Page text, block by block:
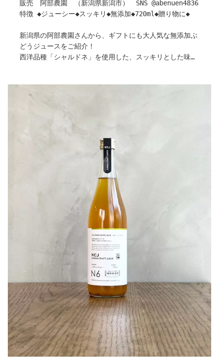
私たちは、この地域のみかんの美味しさの“とりこ”にな
り、
そして、
「このみかんの“とりこ”を、もっと増やしたい」
そんな想いで、とりこ農園を営んでいます。
海からの風とたっぷりの陽ざしに恵まれ、
柑橘づくりに適した環境でもあります。
現在は、まだ苗木のものもありますが、
また、後継者のいない畑をお借りし、
この土地の景色や味が途切れないように守りながら育てて
これからも変わらず続いていくように。
そんな思いで、日々木と向き合っています。
どうぞよろしくお願いいたします。
〇おすすめのペアリング
とりこブレンドは、やさしい甘みと爽やかな酸味があり、
チーズや生ハムなどのシンプルなおつまみとよく合いま
ビタミンCもたっぷりで、お子様にもおすすめです。
キンキンに冷やして喉ごしを楽しむのも良いですが、冷や
しすぎず常温に近い温度の方が、柑橘本来の濃さや香りを
より感じていただけます。氷は入れず、そのまま味わうの
がおすすめです。
また、オレンジコーヒーとして楽しんだり、少し凍らせて
シャーベットにしたり、お酒と合わせてカシスオレンジの
ように楽しむのもおすすめです。
日常の中で自由に楽しんでいただけたら嬉しいです。
引用：とりこ農園
販売 阿部農園 （新潟県新潟市） SNS @abenuen4836
特徴 ◆ジューシー◆スッキリ◆無添加◆720ml◆贈り物に◆
新潟県の阿部農園さんから、ギフトにも大人気な無添加ぶ
どうジュースをご紹介！
西洋品種「シャルドネ」を使用した、スッキリとした味わ
私達は何年もかけて畑をつくり、家族、仲間たちとどこに
もない自由な農業を言じて、全国的にも貴重なイタリア・
フランス・スペインの品種のワイン用ぶどうを大事に育て
〇ネーミングについて
30年も前から、だれも”ワイン”ってものを知らない新潟の
農村でひとり一所懸命にシャルドネを育てている父を見
て、そんなに素晴らしい”ワイン”とはなんだろうと思って
調べていくと、植物の仕組みや食物連鎖などの話のなか
で”全ての食べ物は太陽光できている”(英語ではcell to
core )
光の速さで太陽核から地球まで到達するのに8分かかると
いう話にあたりました。
「光」や「明るさ」はぶどう栽培おいて大切なものです。
どこからきてどこまで照らすのかをいつも見ていたくなり
ます。
父 源一郎はいつもシーズンが終わると、「また来年。い
い年になるといいな」と言います。